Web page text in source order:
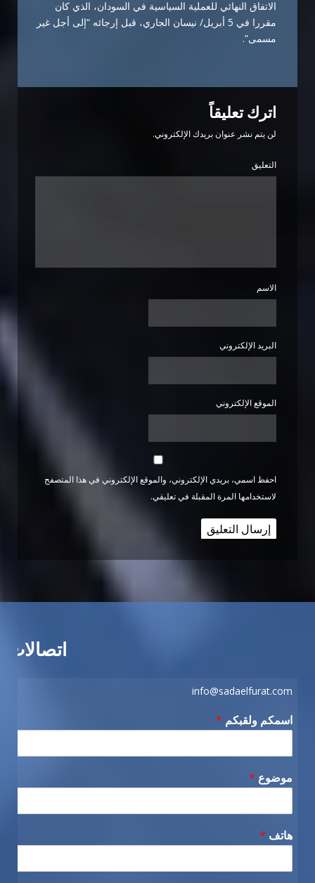
الاتفاق النهائي للعملية السياسية في السودان، الذي كان
مقررا في 5 أبريل/ نيسان الجاري، قبل إرجائه “إلى أجل غير
مسمى”.
اترك تعليقاً
لن يتم نشر عنوان بريدك الإلكتروني.
التعليق
الاسم
البريد الإلكتروني
الموقع الإلكتروني
احفظ اسمي، بريدي الإلكتروني، والموقع الإلكتروني في هذا المتصفح
لاستخدامها المرة المقبلة في تعليقي.
اتصالات
info@sadaelfurat.com
اسمكم ولقبكم *
موضوع *
هاتف *